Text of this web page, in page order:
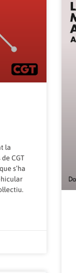
la
CGT
s’ha